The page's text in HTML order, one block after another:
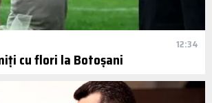
12:34
cu flori la Botoșani